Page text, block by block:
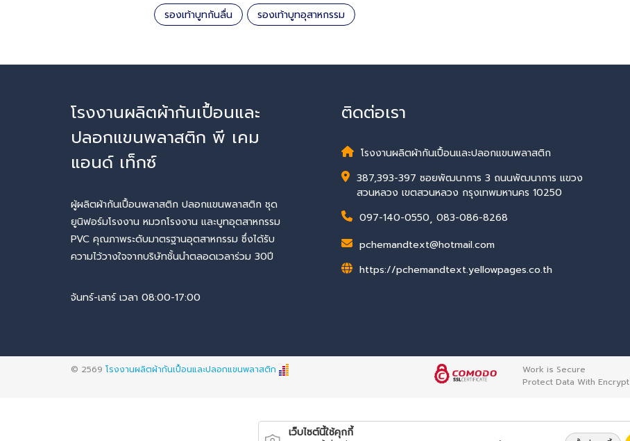
รองเท้าบูทกันลื่น รองเท้าบูทอุสาหกรรม
โรงงานผลิตผ้ากันเปื้อนและ
ปลอกแขนพลาสติก พี เคม
แอนด์ เท็กซ์
ผู้ผลิตผ้ากันเปื้อนพลาสติก ปลอกแขนพลาสติก ชุด
ยูนิฟอร์มโรงงาน หมวกโรงงาน และบูทอุตสาหกรรม
PVC คุณภาพระดับมาตรฐานอุตสาหกรรม ซึ่งได้รับ
ความไว้วางใจจากบริษัทชั้นนำตลอดเวลาร่วม 30ปี
จันทร์-เสาร์ เวลา 08:00-17:00
ติดต่อเรา
โรงงานผลิตผ้ากันเปื้อนและปลอกแขนพลาสติก
387,393-397 ซอยพัฒนาการ 3 ถนนพัฒนาการ แขวง
สวนหลวง เขตสวนหลวง กรุงเทพมหานคร 10250
097-140-0550, 083-086-8268
pchemandtext@hotmail.com
https://pchemandtext.yellowpages.co.th
© 2569 โรงงานผลิตผ้ากันเปื้อนและปลอกแขนพลาสติก
Work is Secure
Protect Data With Encrypt
เว็บไซต์นี้ใช้คุกกี้